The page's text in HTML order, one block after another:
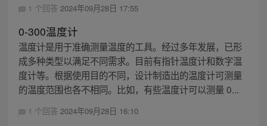
1 个回答 2024年09月28日 17:55
0-300温度计
温度计是用于准确测量温度的工具。经过多年发展，已形
成多种类型以满足不同需求。目前有指针温度计和数字温
度计等。根据使用目的不同，设计制造出的温度计可测量
的温度范围也各不相同。比如，有些温度计可以测量 0...
1 个回答 2024年09月28日 16:10